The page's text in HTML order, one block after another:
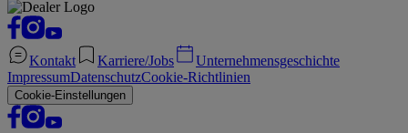
Kontakt Karriere/Jobs
Unternehmensgeschichte
ImpressumDatenschutzCookie-Richtlinien
Cookie-Einstellungen